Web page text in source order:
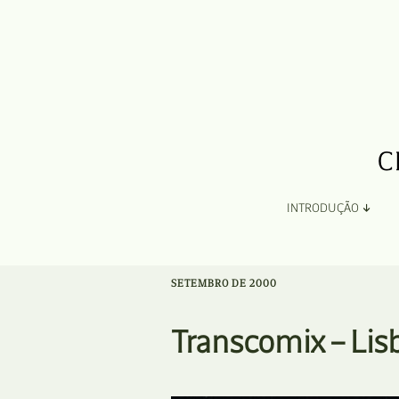
INTRODUÇÃO
Ficha Técnica e Apoios
SETEMBRO DE 2000
Transcomix –